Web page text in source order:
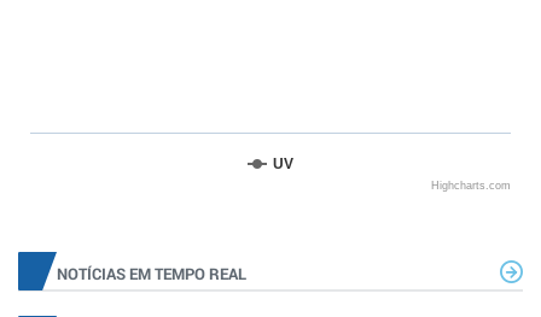
UV
Highcharts.com
NOTÍCIAS EM TEMPO REAL